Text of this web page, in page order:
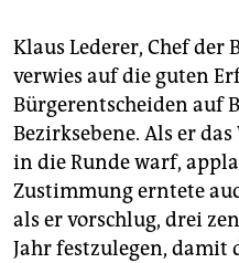
Klaus Lederer, Chef
verwies auf die guten
Bürgerentscheiden auf
Bezirksebene. Als er
in die Runde warf,
Zustimmung erntete
als er vorschlug, drei
Jahr festzulegen,